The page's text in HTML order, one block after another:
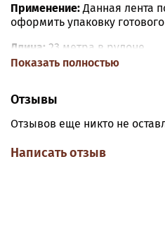
Применение: Данная лента
оформить упаковку
Длина: 23 метра в рулоне.
Показать полностью
Отзывы
Отзывов еще никто не
Написать отзыв